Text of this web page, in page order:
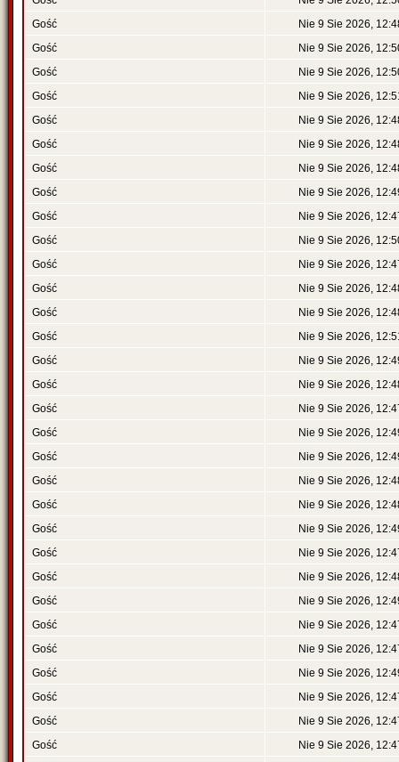
Gość
Nie 9 Sie 2026,
Gość
Nie 9 Sie 2026,
Gość
Nie 9 Sie 2026,
Gość
Nie 9 Sie 2026,
Gość
Nie 9 Sie 2026,
Gość
Nie 9 Sie 2026,
Gość
Nie 9 Sie 2026,
Gość
Nie 9 Sie 2026,
Gość
Nie 9 Sie 2026,
Gość
Nie 9 Sie 2026,
Gość
Nie 9 Sie 2026,
Gość
Nie 9 Sie 2026,
Gość
Nie 9 Sie 2026,
Gość
Nie 9 Sie 2026,
Gość
Nie 9 Sie 2026,
Gość
Nie 9 Sie 2026,
Gość
Nie 9 Sie 2026,
Gość
Nie 9 Sie 2026,
Gość
Nie 9 Sie 2026,
Gość
Nie 9 Sie 2026,
Gość
Nie 9 Sie 2026,
Gość
Nie 9 Sie 2026,
Gość
Nie 9 Sie 2026,
Gość
Nie 9 Sie 2026,
Gość
Nie 9 Sie 2026,
Gość
Nie 9 Sie 2026,
Gość
Nie 9 Sie 2026,
Gość
Nie 9 Sie 2026,
Gość
Nie 9 Sie 2026,
Gość
Nie 9 Sie 2026,
Gość
Nie 9 Sie 2026,